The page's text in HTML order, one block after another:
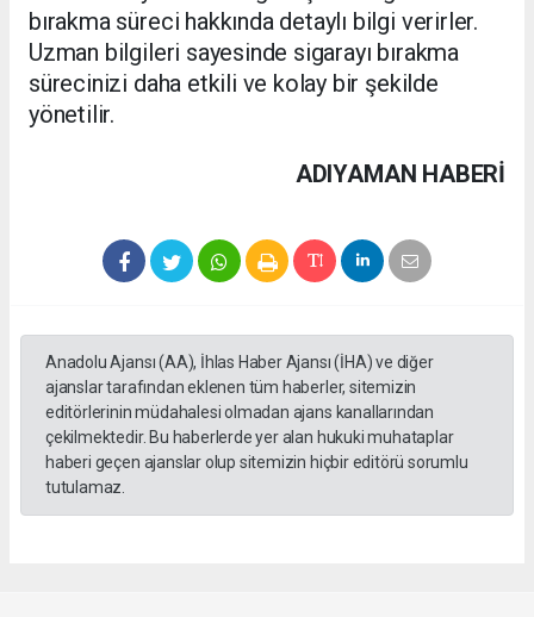
bırakma süreci hakkında detaylı bilgi verirler.
Uzman bilgileri sayesinde sigarayı bırakma
sürecinizi daha etkili ve kolay bir şekilde
yönetilir.
ADIYAMAN HABERİ
Anadolu Ajansı (AA), İhlas Haber Ajansı (İHA) ve diğer
ajanslar tarafından eklenen tüm haberler, sitemizin
editörlerinin müdahalesi olmadan ajans kanallarından
çekilmektedir. Bu haberlerde yer alan hukuki muhataplar
haberi geçen ajanslar olup sitemizin hiçbir editörü sorumlu
tutulamaz.